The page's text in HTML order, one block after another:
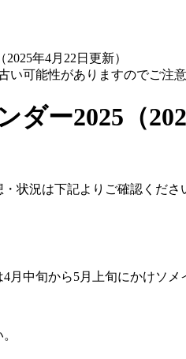
年4月22日更新）
可能性がありますのでご注意
ー2025（
状況は下記よりご確認くださ
中旬から5月上旬にかけソ